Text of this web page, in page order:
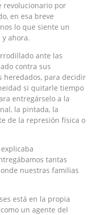
revolucionario por
en esa breve
lo que siente un
ahora.
ante las
contra sus
heredados, para decidir
si quitarle tiempo
entregárselo a la
la pintada, la
de la represión física o
tantas
nuestras familias
está en la propia
un agente del